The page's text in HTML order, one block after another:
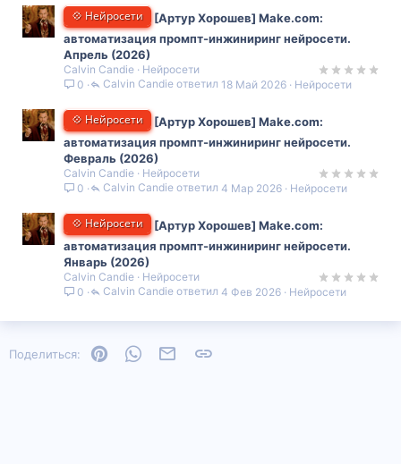
💠 Нейросети
[Артур Хорошев] Make.com:
автоматизация промпт-инжиниринг нейросети.
Апрель (2026)
Calvin Candie
Нейросети
0
Нейросети
18 Май 2026
Calvin Candie
💠 Нейросети
[Артур Хорошев] Make.com:
автоматизация промпт-инжиниринг нейросети.
Февраль (2026)
Calvin Candie
Нейросети
0
Нейросети
4 Мар 2026
Calvin Candie
💠 Нейросети
[Артур Хорошев] Make.com:
автоматизация промпт-инжиниринг нейросети.
Январь (2026)
Calvin Candie
Нейросети
0
Нейросети
4 Фев 2026
Calvin Candie
Поделиться: PinterestWhatsAppЭлектронная почта